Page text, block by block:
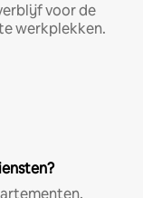
voor de
werkplekken.